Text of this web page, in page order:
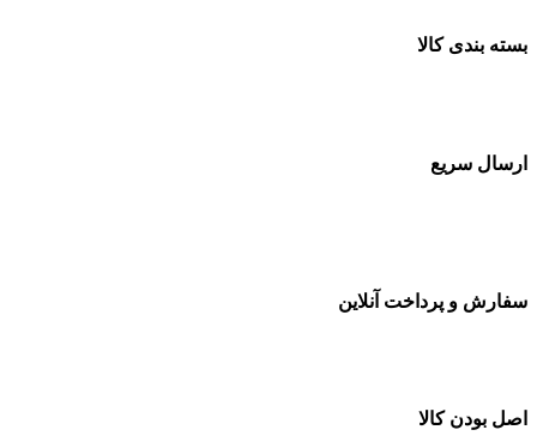
بسته بندی کالا
ارسال سریع
سفارش و پرداخت آنلاین
اصل بودن کالا